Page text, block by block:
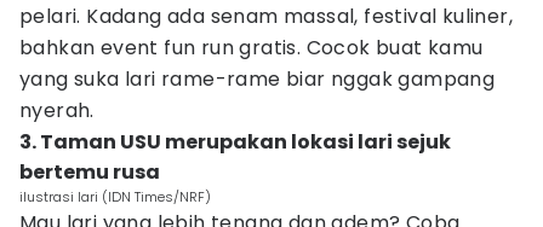
pelari. Kadang ada senam massal, festival kuliner,
bahkan event fun run gratis. Cocok buat kamu
yang suka lari rame-rame biar nggak gampang
nyerah.
3. Taman USU merupakan lokasi lari sejuk
bertemu rusa
ilustrasi lari (IDN Times/NRF)